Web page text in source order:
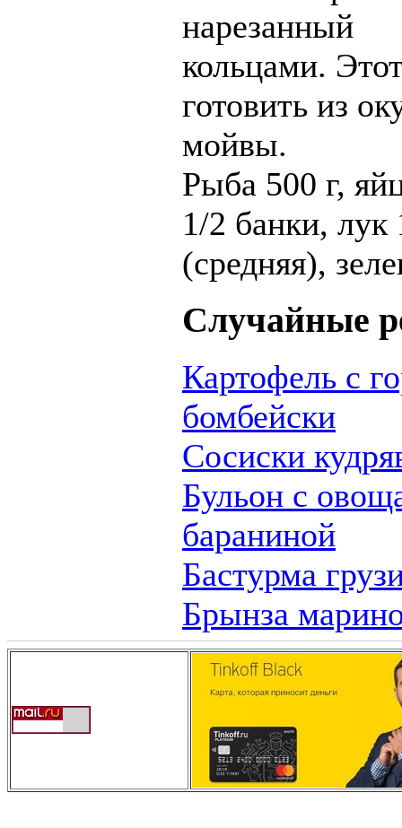
нарезанный
кольцами.
готовить из
мойвы.
Рыба 500 г,
1/2 банки, лук
(средняя),
Случайные
Картофель с
бомбейски
Сосиски
Бульон с
бараниной
Бастурма
Брынза